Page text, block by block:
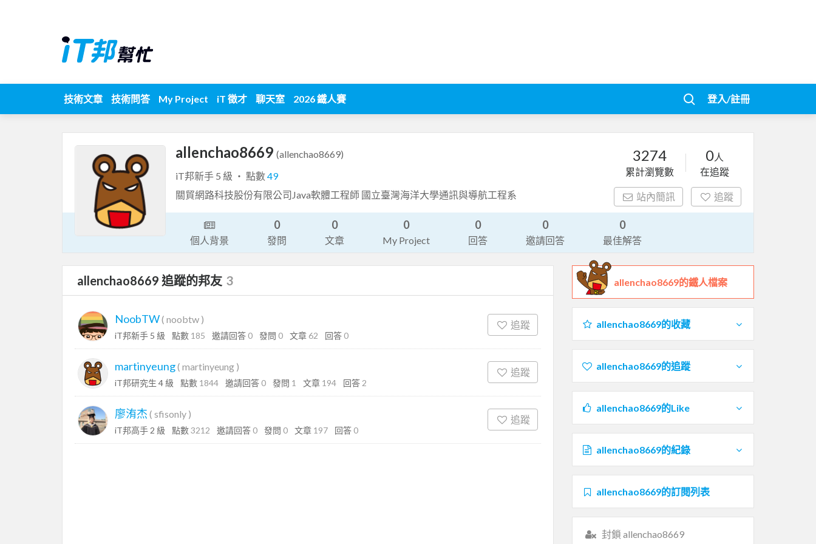
技術文章 技術問答 My Project iT 徵才 聊天室 2026 鐵人賽 登入/註冊
allenchao8669 (allenchao8669)
iT邦新手 5 級 ‧ 點數49
關貿網路科技股份有限公司Java軟體工程師 國立臺灣海洋大學通訊與導航工程系
3274
累計瀏覽數
0人
在追蹤
站內簡訊 追蹤
個人背景
0
發問
0
文章
0
My Project
0
回答
0
邀請回答
0
最佳解答
allenchao8669 追蹤的邦友 3
NoobTW( noobtw )
iT邦新手 5 級 點數 185 邀請回答 0 發問 0 文章 62 回答 0
追蹤
martinyeung( martinyeung )
iT邦研究生 4 級 點數 1844 邀請回答 0 發問 1 文章 194 回答 2
追蹤
廖洧杰 ( sfisonly )
iT邦高手 2 級 點數3212 邀請回答 0 發問 0 文章 197 回答 0
追蹤
allenchao8669的鐵人檔案
allenchao8669的收藏
allenchao8669的追蹤
allenchao8669的Like
allenchao8669的紀錄
allenchao8669的訂閱列表
封鎖 allenchao8669